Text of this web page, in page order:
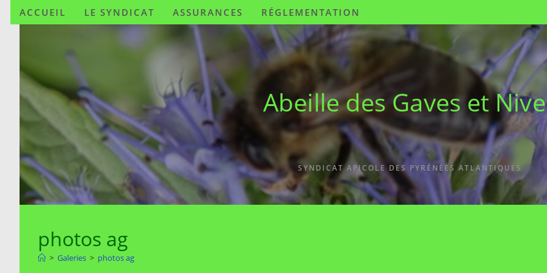
ACCUEIL LE SYNDICAT ASSURANCES RÉGLEMENTATION
Abeille des Gaves et
SYNDICAT APICOLE DES PYRÉNÉES ATLANTIQUES
photos ag
> Galeries > photos ag